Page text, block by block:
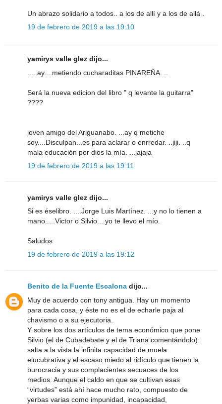
Un abrazo solidario a todos.. a los de allí y a los de allá .
19 de febrero de 2019 a las 19:10
yamirys valle glez dijo...
.....ay....metiendo cucharaditas PINAREÑA. ..
Será la nueva edicion del libro " q levante la guitarra"
????
joven amigo del Ariguanabo. ...ay q metiche
soy....Disculpan...es para aclarar o enrredar. ..jiji. ..q
mala educación por dios la mía. ...jajaja
19 de febrero de 2019 a las 19:11
yamirys valle glez dijo...
Si es éselibro. ....Jorge Luis Martínez. ...y no lo tienen a
mano.....Victor o Silvio....yo te llevo el mío.
Saludos
19 de febrero de 2019 a las 19:12
Benito de la Fuente Escalona dijo...
Muy de acuerdo con tony antigua. Hay un momento
para cada cosa, y éste no es el de echarle paja al
chavismo o a su ejecutoria.
Y sobre los dos artículos de tema económico que pone
Silvio (el de Cubadebate y el de Triana comentándolo):
salta a la vista la infinita capacidad de muela
elucubrativa y el escaso miedo al ridículo que tienen la
burocracia y sus complacientes secuaces de los
medios. Aunque el caldo en que se cultivan esas
“virtudes” está ahí hace mucho rato, compuesto de
yerbas varias como impunidad, incapacidad,